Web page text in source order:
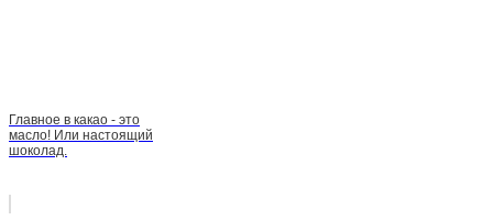
Главное в какао - это
масло! Или настоящий
шоколад.